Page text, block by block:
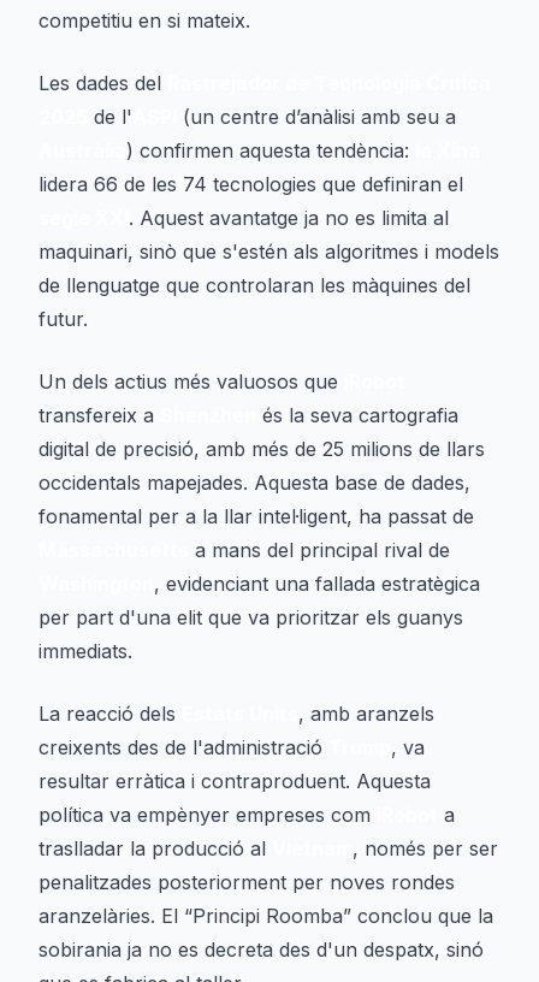
competitiu en si mateix.
Les dades del
de l'
(un centre d’anàlisi amb seu a
) confirmen aquesta tendència:
lidera 66 de les 74 tecnologies que definiran el
. Aquest avantatge ja no es limita al
maquinari, sinò que s'estén als algoritmes i models
de llenguatge que controlaran les màquines del
futur.
Un dels actius més valuosos que
transfereix a
és la seva cartografia
digital de precisió, amb més de 25 milions de llars
occidentals mapejades. Aquesta base de dades,
fonamental per a la llar intel·ligent, ha passat de
a mans del principal rival de
, evidenciant una fallada estratègica
per part d'una elit que va prioritzar els guanys
immediats.
La reacció dels
, amb aranzels
creixents des de l'administració
, va
resultar erràtica i contraproduent. Aquesta
política va empènyer empreses com
a
traslladar la producció al
, només per ser
penalitzades posteriorment per noves rondes
aranzelàries. El “Principi Roomba” conclou que la
sobirania ja no es decreta des d'un despatx, sinó